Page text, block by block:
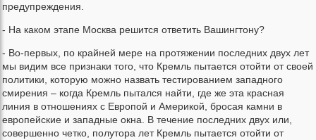
предупреждения.
- На каком этапе Москва решится ответить Вашингтону?
- Во-первых, по крайней мере на протяжении последних двух лет
мы видим все признаки того, что Кремль пытается отойти от своей
политики, которую можно назвать тестированием западного
смирения – когда Кремль пытался найти, где же эта красная
линия в отношениях с Европой и Америкой, бросая камни в
европейские и западные окна. В течение последних двух или,
совершенно четко, полутора лет Кремль пытается отойти от